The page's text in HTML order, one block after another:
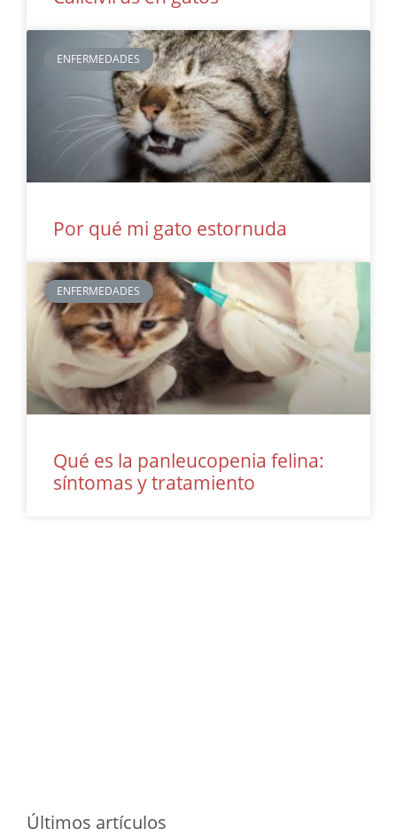
ENFERMEDADES
Por qué mi gato estornuda
ENFERMEDADES
Qué es la panleucopenia felina:
síntomas y tratamiento
Últimos artículos